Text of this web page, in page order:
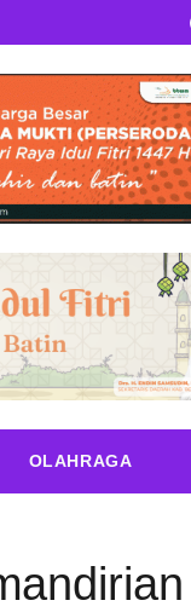
OLAHRAGA